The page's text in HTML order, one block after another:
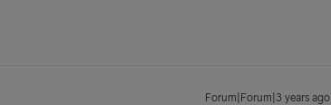
Forum|Forum|3 years ago